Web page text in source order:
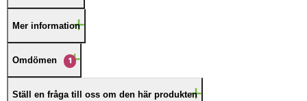
Mer information
Omdömen 1
Ställ en fråga till oss om den här produkten